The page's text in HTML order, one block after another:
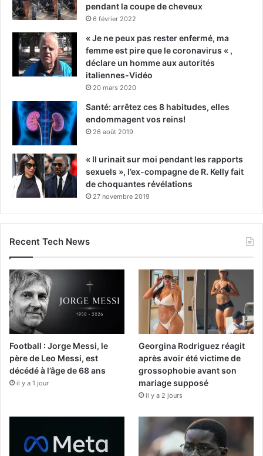
pendant la coupe de cheveux
6 février 2022
« Je ne peux pas rester enfermé, ma
femme est pire que le coronavirus « ,
déclare un homme aux autorités
italiennes-Vidéo
20 mars 2020
Santé: arrêtez ces 8 habitudes, elles
endommagent vos reins!
26 août 2019
« Il urinait sur moi pendant les rapports
sexuels », l’ex-compagne de R. Kelly fait
de choquantes révélations
27 novembre 2019
Recent Tech News
Football : Jorge Messi, le
père de Leo Messi, est
décédé à l’âge de 68 ans
il y a 1 jour
Georgina Rodriguez réagit
après avoir été victime de
grossophobie avant son
mariage supposé
il y a 2 jours